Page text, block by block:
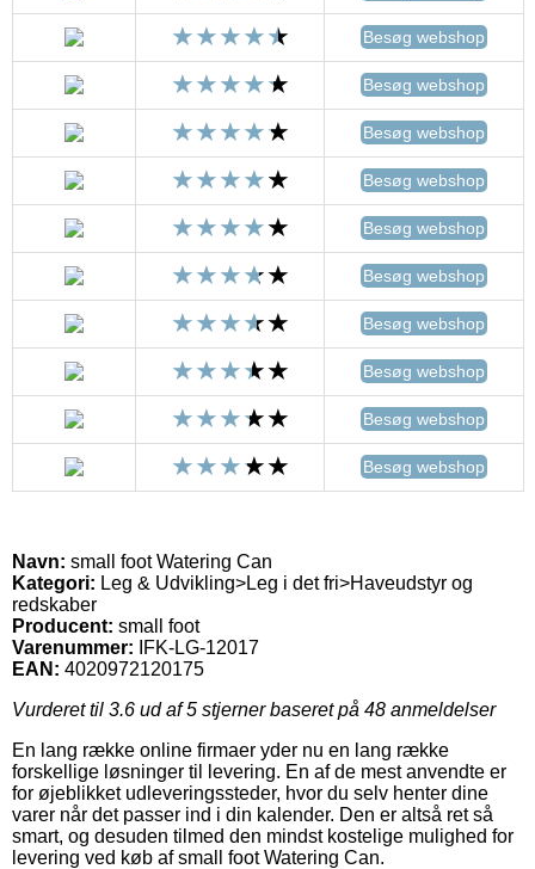
Besøg webshop
Besøg webshop
Besøg webshop
Besøg webshop
Besøg webshop
Besøg webshop
Besøg webshop
Besøg webshop
Besøg webshop
Besøg webshop
Navn: small foot Watering Can
Kategori: Leg & Udvikling>Leg i det fri>Haveudstyr og
redskaber
Producent: small foot
Varenummer:
IFK-LG-12017
EAN: 4020972120175
Vurderet til 3.6 ud af 5 stjerner baseret på 48 anmeldelser
En lang række online firmaer yder nu en lang række
forskellige løsninger til levering. En af de mest anvendte er
for øjeblikket udleveringssteder, hvor du selv henter dine
varer når det passer ind i din kalender. Den er altså ret så
smart, og desuden tilmed den mindst kostelige mulighed for
levering ved køb af small foot Watering Can.